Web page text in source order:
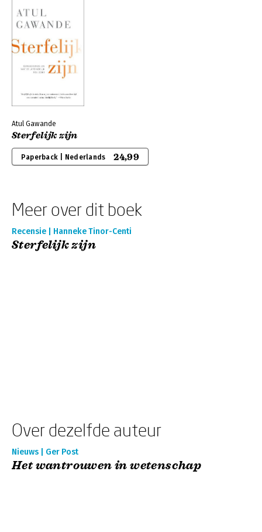
Atul Gawande
Sterfelijk zijn
Paperback | Nederlands 24,99
Meer over dit boek
Recensie | Hanneke Tinor-Centi
Sterfelijk zijn
Over dezelfde auteur
Nieuws | Ger Post
Het wantrouwen in wetenschap